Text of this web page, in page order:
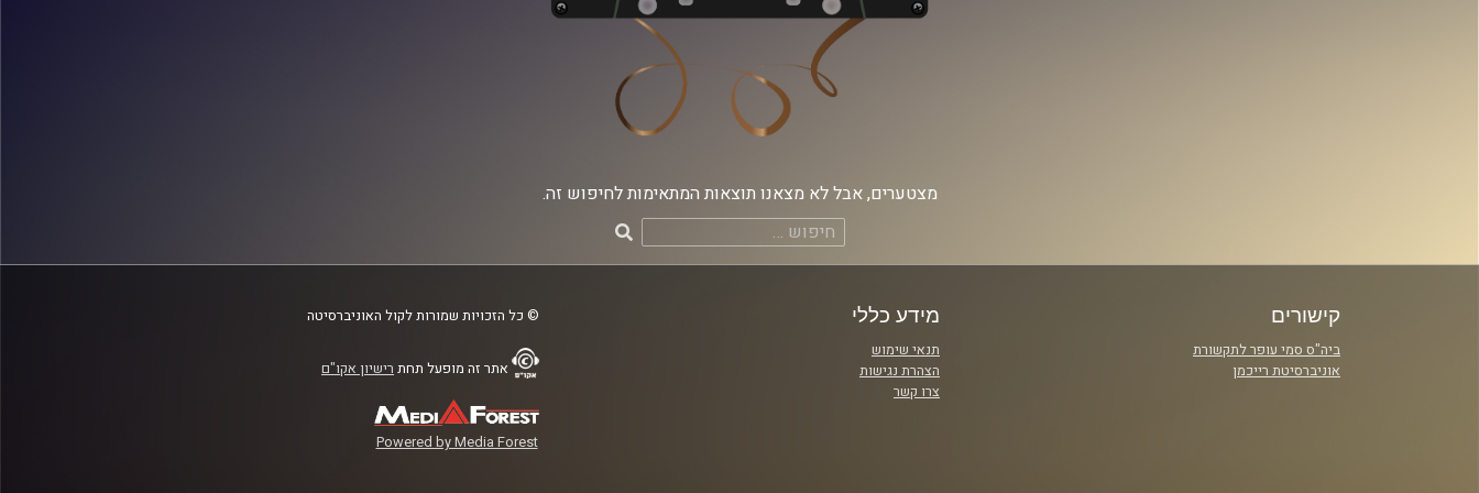
מצטערים, אבל לא מצאנו תוצאות המתאימות לחיפוש זה.
חיפוש:
קישורים
ביה"ס סמי עופר לתקשורת
אוניברסיטת רייכמן
מידע כללי
תנאי שימוש
הצהרת נגישות
צרו קשר
© כל הזכויות שמורות לקול האוניברסיטה
אתר זה מופעל תחת רישיון אקו"ם
Powered by Media Forest